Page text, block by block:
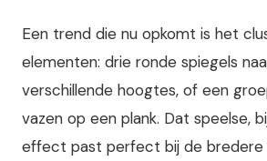
Een trend die nu opkomt is het
elementen: drie ronde spiegels
verschillende hoogtes, of een
vazen op een plank. Dat speelse,
effect past perfect bij de bredere